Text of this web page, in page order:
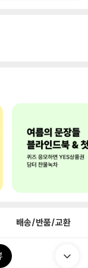
배송/반품/교환